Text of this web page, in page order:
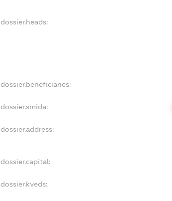
dossier.heads:
dossier.beneficiaries:
dossier.smida:
dossier.address:
dossier.capital:
dossier.kveds: